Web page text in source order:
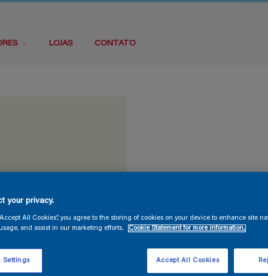
LOJAS CONTATO
your privacy.
All Cookies”, you agree to the storing of cookies on your device to enhance site
and assist in our marketing efforts.
Cookie Statement for more information.
Settings Accept All Cookies